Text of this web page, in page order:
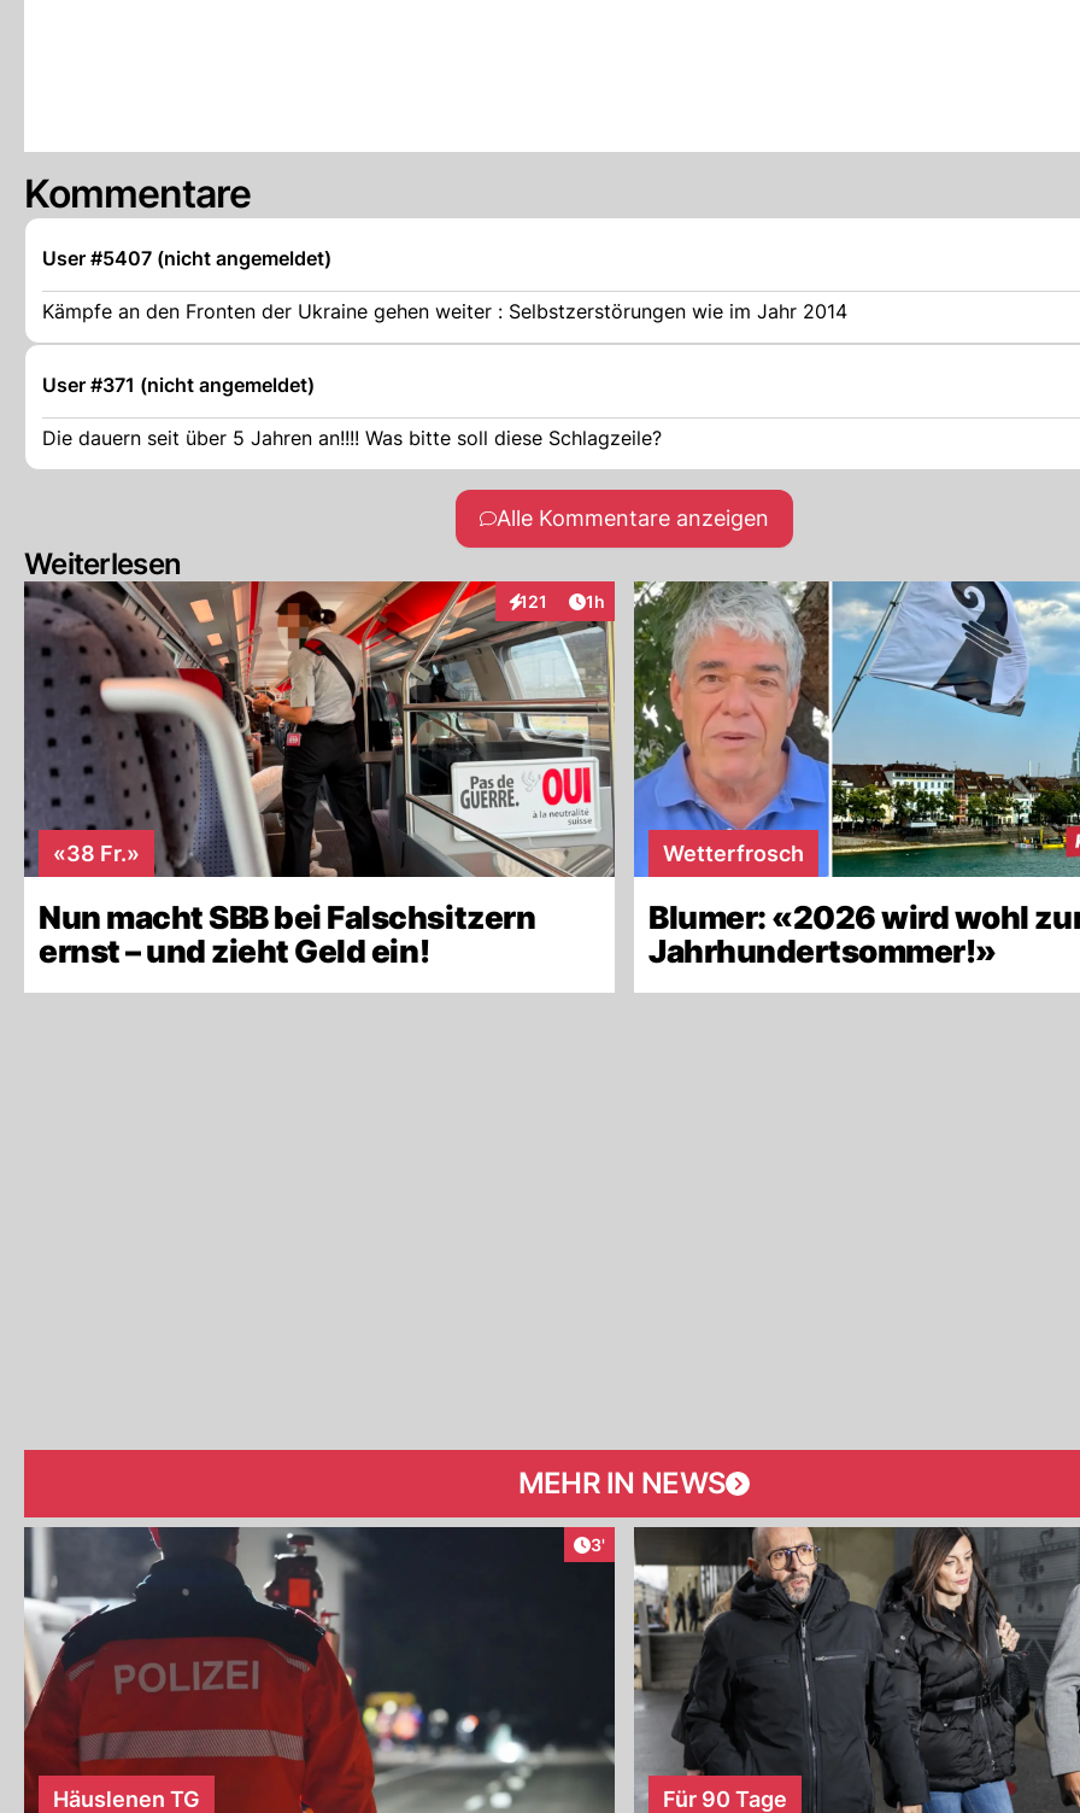
Kommentare
User #5407 (nicht angemeldet)
Kämpfe an den Fronten der Ukraine gehen weiter : Selbstzerstörungen wie im Jahr 2014
User #371 (nicht angemeldet)
Die dauern seit über 5 Jahren an!!!! Was bitte soll diese Schlagzeile?
Alle Kommentare anzeigen
Weiterlesen
121
InteraktionenArtikel veröffentlicht:
1h
«38 Fr.»
Nun macht SBB bei Falschsitzern
ernst – und zieht Geld ein!
Wetterfrosch
Blumer: «2026 wird wohl
Jahrhundertsommer!»
MEHR IN NEWS
Artikel veröffentlicht:
3'
Häuslenen TG Für 90 Tage